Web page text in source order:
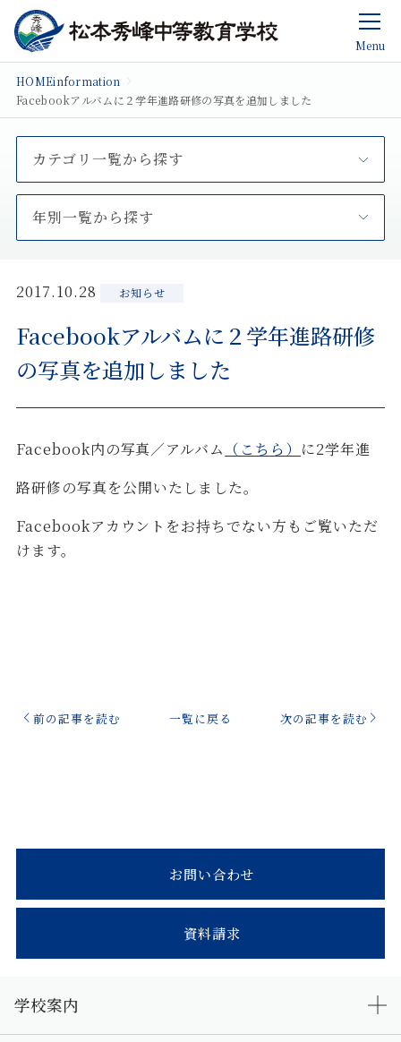
Menu
HOMEinformation
Facebookアルバムに２学年進路研修の写真を追加しました
カテゴリ一覧から探す
年別一覧から探す
2017.10.28 お知らせ
Facebookアルバムに２学年進路研修
の写真を追加しました
Facebook内の写真／アルバム （こちら） に2学年進
路研修の写真を公開いたしました。
Facebookアカウントをお持ちでない方もご覧いただ
けます。
前の記事を読む 一覧に戻る 次の記事を読む
お問い合わせ
資料請求
学校案内